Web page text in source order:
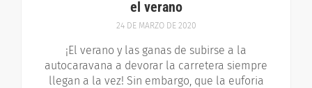
el verano
24 DE MARZO DE 2020
¡El verano y las ganas de subirse a la
autocaravana a devorar la carretera siempre
llegan a la vez! Sin embargo, que la euforia